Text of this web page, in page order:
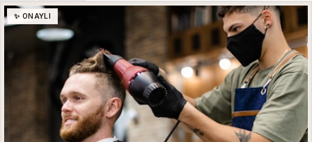
✨ ONAYLI